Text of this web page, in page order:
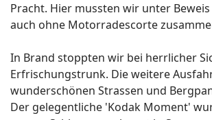
Pracht. Hier mussten wir unter
auch ohne Motorradescorte
In Brand stoppten wir bei herrlicher
Erfrischungstrunk. Die weitere
wunderschönen Strassen und
Der gelegentliche 'Kodak Moment'